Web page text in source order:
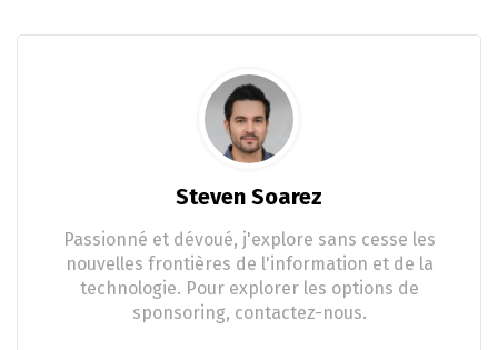
Steven Soarez
Passionné et dévoué, j'explore sans cesse les
nouvelles frontières de l'information et de la
technologie. Pour explorer les options de
sponsoring, contactez-nous.